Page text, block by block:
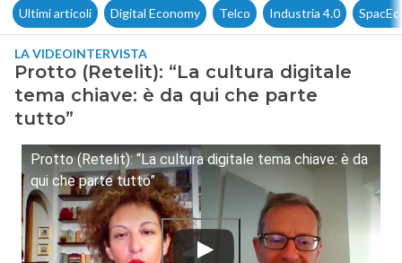
Ultimi articoli Digital Economy Telco Industria 4.0
LA VIDEOINTERVISTA
Protto (Retelit): “La cultura digitale
tema chiave: è da qui che parte
tutto”
Protto (Retelit): “La cultura digitale tema chiave: è da
qui che parte tutto”